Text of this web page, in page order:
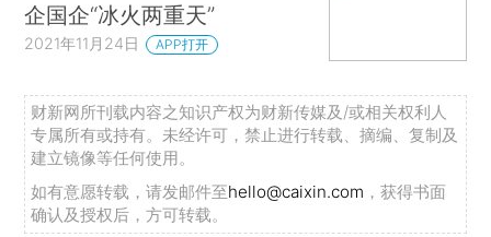
企国企“冰火两重天”
2021年11月24日 APP打开
财新网所刊载内容之知识产权为财新传媒及/或相关权利人
专属所有或持有。未经许可，禁止进行转载、摘编、复制及
建立镜像等任何使用。
如有意愿转载，请发邮件至hello@caixin.com ，获得书面
确认及授权后，方可转载。